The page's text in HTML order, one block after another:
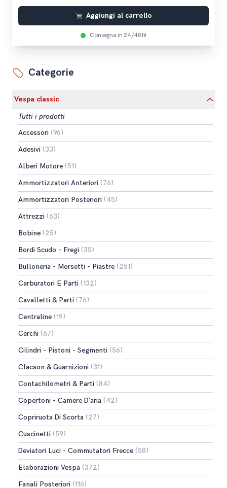
Aggiungi al carrello
Consegna in 24/48h!
Categorie
Vespa classic
Tutti i prodotti
Accessori (96)
Adesivi (33)
Alberi Motore (51)
Ammortizzatori Anteriori (76)
Ammortizzatori Posteriori (45)
Attrezzi (63)
Bobine (25)
Bordi Scudo - Fregi (35)
Bulloneria - Morsetti - Piastre (251)
Carburatori E Parti (132)
Cavalletti & Parti (76)
Centraline (19)
Cerchi (67)
Cilindri - Pistoni - Segmenti (56)
Clacson & Guarnizioni (31)
Contachilometri & Parti (84)
Copertoni - Camere D'aria (42)
Copriruota Di Scorta (27)
Cuscinetti (59)
Deviatori Luci - Commutatori Frecce (58)
Elaborazioni Vespa (372)
Fanali Posteriori (116)